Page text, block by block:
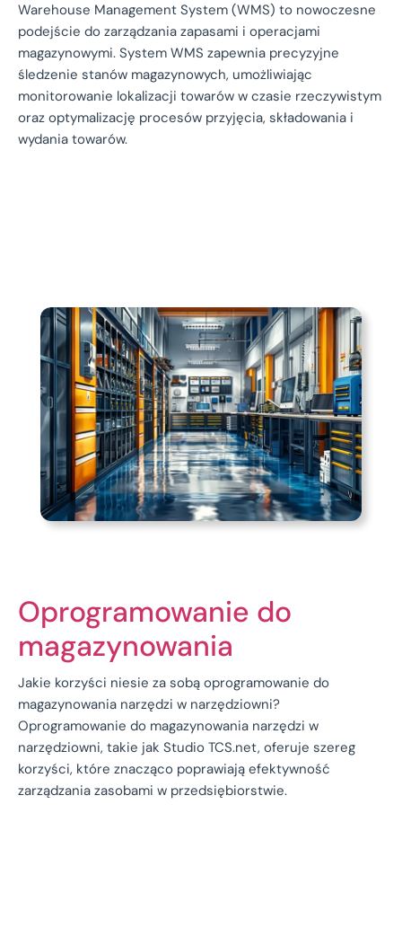
Warehouse Management System (WMS) to nowoczesne
podejście do zarządzania zapasami i operacjami
magazynowymi. System WMS zapewnia precyzyjne
śledzenie stanów magazynowych, umożliwiając
monitorowanie lokalizacji towarów w czasie rzeczywistym
oraz optymalizację procesów przyjęcia, składowania i
wydania towarów.
Oprogramowanie do
magazynowania
Jakie korzyści niesie za sobą oprogramowanie do
magazynowania narzędzi w narzędziowni?
Oprogramowanie do magazynowania narzędzi w
narzędziowni, takie jak Studio TCS.net, oferuje szereg
korzyści, które znacząco poprawiają efektywność
zarządzania zasobami w przedsiębiorstwie.